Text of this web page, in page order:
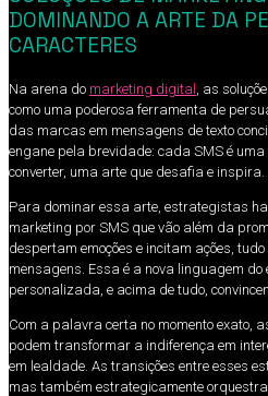
DOMINANDO A ARTE DA
CARACTERES
Na arena do marketing digital , as
como uma poderosa ferramenta de
das marcas em mensagens de texto
engane pela brevidade: cada SMS é
converter, uma arte que desafia e inspira.
Para dominar essa arte, estrategistas
marketing por SMS que vão além da
despertam emoções e incitam ações,
mensagens. Essa é a nova linguagem
personalizada, e acima de tudo,
Com a palavra certa no momento exato,
podem transformar a indiferença em
em lealdade. As transições entre esses
mas também estrategicamente